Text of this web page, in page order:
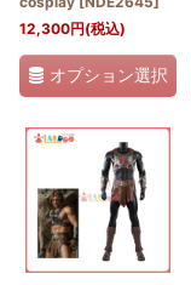
12,300円(税込)
オプション選択